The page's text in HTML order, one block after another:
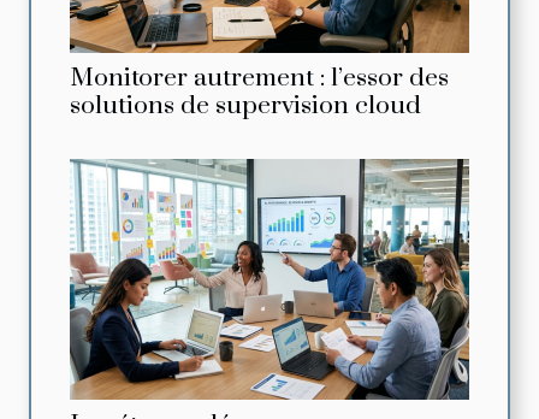
Monitorer autrement : l’essor des
solutions de supervision cloud